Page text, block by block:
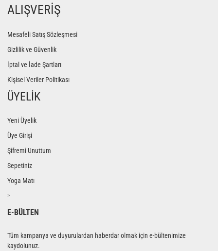
ALIŞVERİŞ
Mesafeli Satış Sözleşmesi
Gizlilik ve Güvenlik
İptal ve İade Şartları
Kişisel Veriler Politikası
ÜYELİK
Yeni Üyelik
Üye Girişi
Şifremi Unuttum
Sepetiniz
Yoga Matı
>
E-BÜLTEN
Tüm kampanya ve duyurulardan haberdar olmak için e-bültenimize
kaydolunuz.